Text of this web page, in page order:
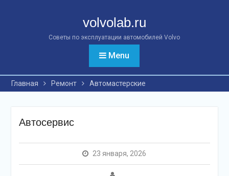
volvolab.ru
Советы по эксплуатации автомобилей Volvo
Menu
Главная Ремонт Автомастерские
Автосервис
23 января, 2026